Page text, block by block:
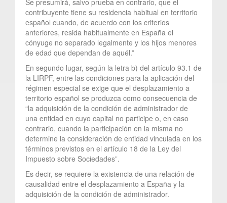
contribuyente tiene su residencia habitual en territorio
español cuando, de acuerdo con los criterios
anteriores, resida habitualmente en España el
cónyuge no separado legalmente y los hijos menores
de edad que dependan de aquél.”
En segundo lugar, según la letra b) del artículo 93.1 de
la LIRPF, entre las condiciones para la aplicación del
régimen especial se exige que el desplazamiento a
territorio español se produzca como consecuencia de
“la adquisición de la condición de administrador de
una entidad en cuyo capital no participe o, en caso
contrario, cuando la participación en la misma no
determine la consideración de entidad vinculada en los
términos previstos en el artículo 18 de la Ley del
Impuesto sobre Sociedades”.
Es decir, se requiere la existencia de una relación de
causalidad entre el desplazamiento a España y la
adquisición de la condición de administrador.